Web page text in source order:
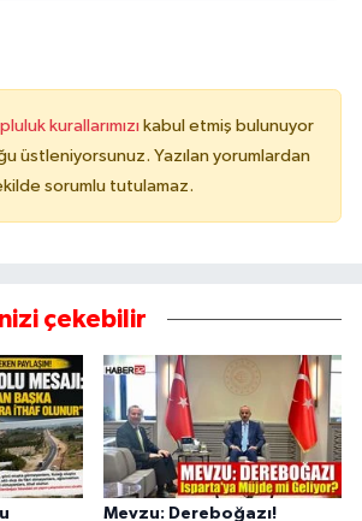
kurallarımızı kabul etmiş bulunuyor
üstleniyorsunuz. Yazılan yorumlardan
sorumlu tutulamaz.
çekebilir
Mevzu: Dereboğazı!